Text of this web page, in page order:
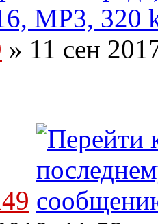
MP3, 320
» 11 сен